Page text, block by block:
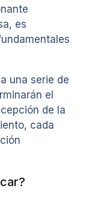
es
una serie de
el
de la
cada